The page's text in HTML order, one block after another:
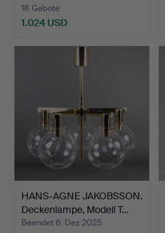
18 Gebote
1.024 USD
HANS-AGNE JAKOBSSON.
Deckenlampe, Modell T…
Beendet 6. Dez 2025